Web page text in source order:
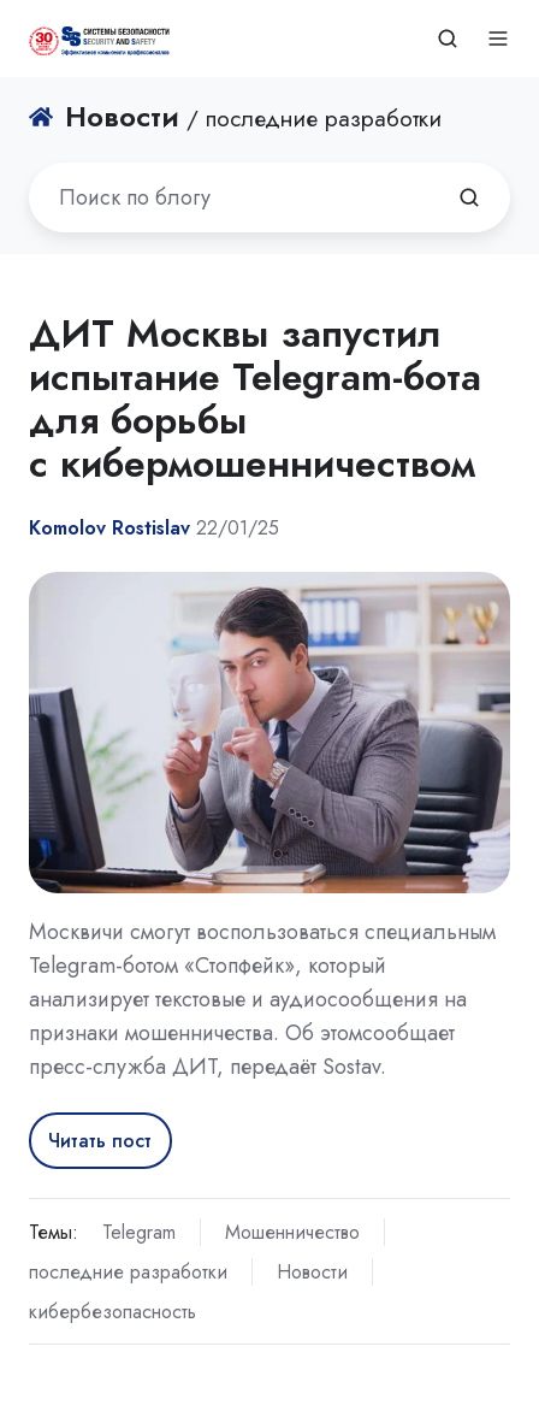
Новости / последние разработки
ДИТ Москвы запустил
испытание Telegram-бота
для борьбы
с кибермошенничеством
Komolov Rostislav 22/01/25
Москвичи cмогут воспользоваться специальным
Telegram-ботом «Стопфейк», который
анализирует текстовые и аудиосообщения на
признаки мошенничества. Об этомсообщает
пресс-служба ДИТ, передаёт Sostav.
Читать пост
Темы: Telegram
Мошенничество
последние разработки
Новости
кибербезопасность